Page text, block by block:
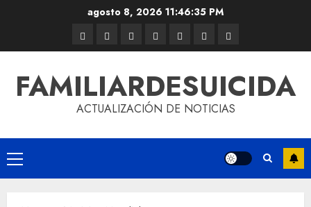
agosto 8, 2026 11:46:35 PM
FAMILIARDESUICIDA
ACTUALIZACIÓN DE NOTICIAS